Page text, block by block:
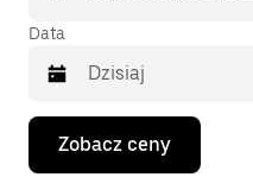
Data
Naciśnij
klawisz
strzałki
Zobacz ceny